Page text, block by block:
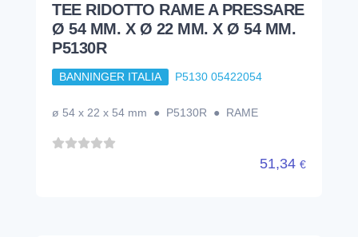
TEE RIDOTTO RAME A PRESSARE
Ø 54 MM. X Ø 22 MM. X Ø 54 MM.
P5130R
BANNINGER ITALIA P5130 05422054
ø 54 x 22 x 54 mm ● P5130R ● RAME
51,34 €